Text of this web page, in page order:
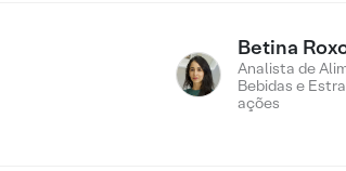
Betina
Analista de
Bebidas e
ações